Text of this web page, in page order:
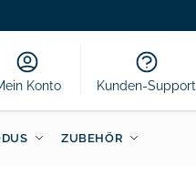
Konto Kunden-Support
ZUBEHÖR